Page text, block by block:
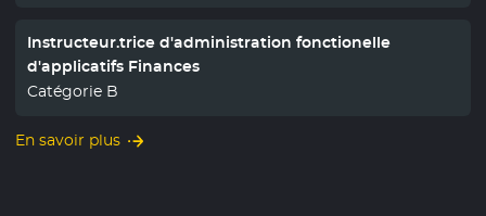
Instructeur.trice d'administration fonctionelle
d'applicatifs Finances
Catégorie B
En savoir plus